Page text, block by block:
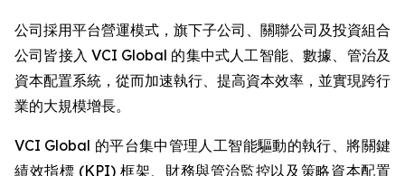
公司採用平台營運模式，旗下子公司、關聯公司及投資組合
公司皆接入 VCI Global 的集中式人工智能、數據、管治及
資本配置系統，從而加速執行、提高資本效率，並實現跨行
業的大規模增長。
VCI Global 的平台集中管理人工智能驅動的執行、將關鍵
績效指標 (KPI) 框架、財務與管治監控以及策略資本配置